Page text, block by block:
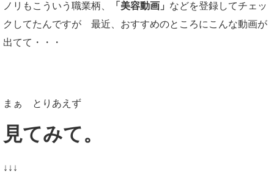
ノリもこういう職業柄、 「美容動画」 などを登録してチェッ
クしてたんですが 最近、おすすめのところにこんな動画が
出てて・・・
まぁ とりあえず
見てみて。
↓↓↓